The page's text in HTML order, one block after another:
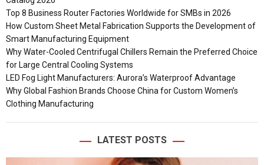
Top 8 Business Router Factories Worldwide for SMBs in 2026
How Custom Sheet Metal Fabrication Supports the Development of
Smart Manufacturing Equipment
Why Water-Cooled Centrifugal Chillers Remain the Preferred Choice
for Large Central Cooling Systems
LED Fog Light Manufacturers: Aurora’s Waterproof Advantage
Why Global Fashion Brands Choose China for Custom Women’s
Clothing Manufacturing
LATEST POSTS